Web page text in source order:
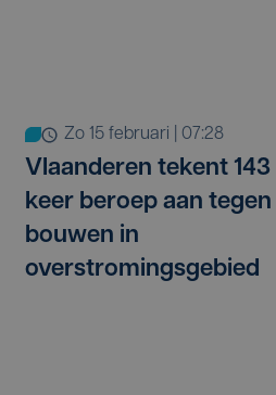
zo 15 februari | 07:28
Vlaanderen tekent 143
keer beroep aan tegen
bouwen in
overstromingsgebied